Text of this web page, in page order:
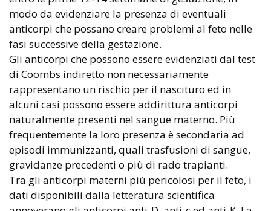
modo da evidenziare la presenza di eventuali
anticorpi che possano creare problemi al feto nelle
fasi successive della gestazione.
Gli anticorpi che possono essere evidenziati dal test
di Coombs indiretto non necessariamente
rappresentano un rischio per il nascituro ed in
alcuni casi possono essere addirittura anticorpi
naturalmente presenti nel sangue materno. Più
frequentemente la loro presenza è secondaria ad
episodi immunizzanti, quali trasfusioni di sangue,
gravidanze precedenti o più di rado trapianti.
Tra gli anticorpi materni più pericolosi per il feto, i
dati disponibili dalla letteratura scientifica